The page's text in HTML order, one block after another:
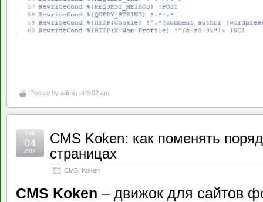
Posted by admin at 8:02 am
CMS Koken: как поменять
страницах
CMS Koken
Feb
04
2014
CMS Koken – движок для сайтов